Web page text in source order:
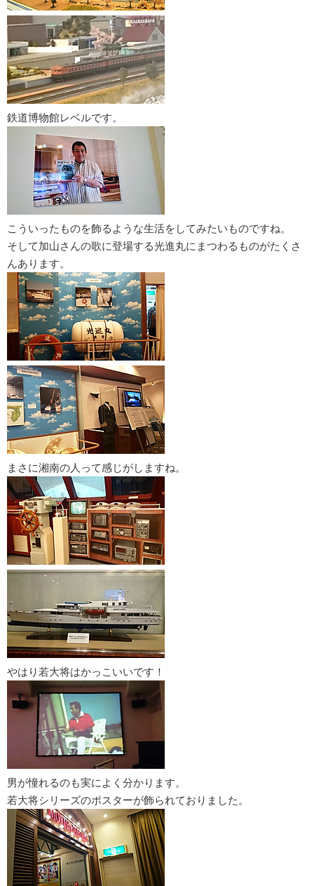
鉄道博物館レベルです。
こういったものを飾るような生活をしてみたいものですね。
そして加山さんの歌に登場する光進丸にまつわるものがたくさ
んあります。
まさに湘南の人って感じがしますね。
やはり若大将はかっこいいです！
男が憧れるのも実によく分かります。
若大将シリーズのポスターが飾られておりました。